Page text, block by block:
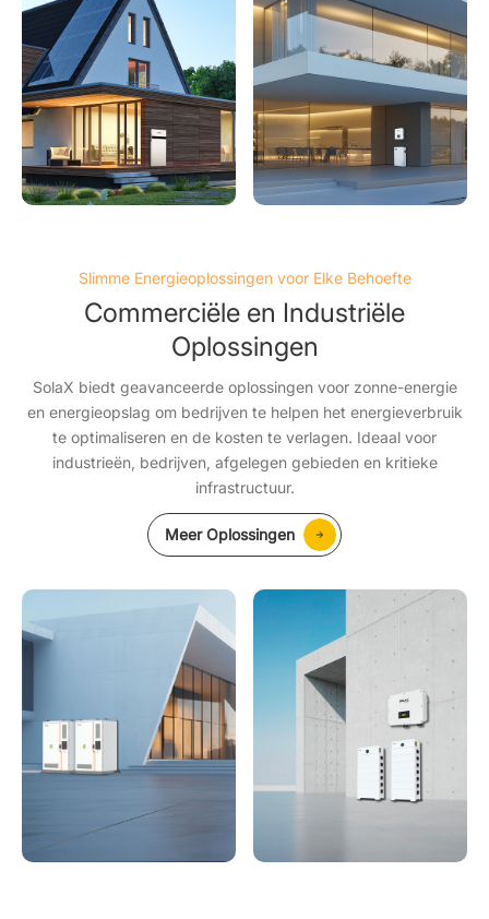
Slimme Energieoplossingen voor Elke Behoefte
Commerciële en Industriële
Oplossingen
SolaX biedt geavanceerde oplossingen voor zonne-energie
en energieopslag om bedrijven te helpen het energieverbruik
te optimaliseren en de kosten te verlagen. Ideaal voor
industrieën, bedrijven, afgelegen gebieden en kritieke
infrastructuur.
Meer Oplossingen